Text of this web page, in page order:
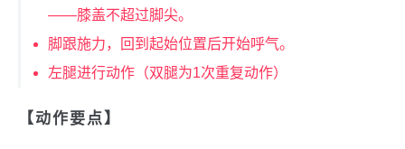
——膝盖不超过脚尖。
脚跟施力，回到起始位置后开始呼气。
左腿进行动作（双腿为1次重复动作）
【动作要点】